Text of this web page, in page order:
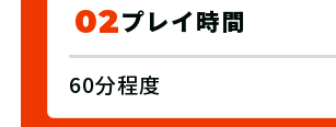
02プレイ時間
60分程度